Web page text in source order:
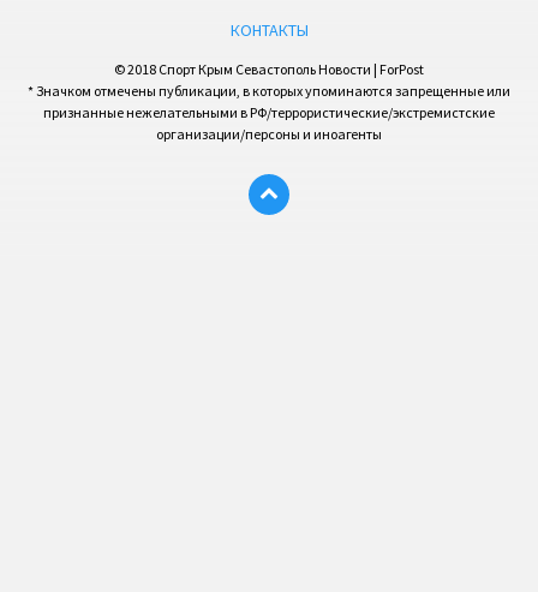
КОНТАКТЫ
© 2018 Спорт Крым Севастополь Новости | ForPost
* Значком отмечены публикации, в которых упоминаются запрещенные или
признанные нежелательными в РФ/террористические/экстремистские
организации/персоны и иноагенты